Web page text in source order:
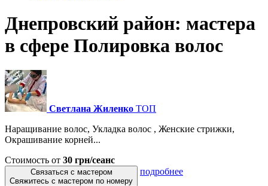
Днепровский район: мастера
в сфере Полировка волос
Светлана Жиленко ТОП
Наращивание волос, Укладка волос , Женские стрижки,
Окрашивание корней...
Стоимость от 30 грн/сеанс
Связаться с мастером
Свяжитесь с мастером по номеру
подробнее